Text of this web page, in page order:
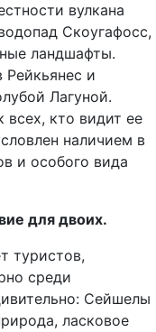
вулкана
Скоугафосс,
ландшафты.
Рейкьянес и
Лагуной.
всех, кто видит ее
наличием в
и особого вида
для двоих.
туристов,
среди
Сейшелы
ласковое